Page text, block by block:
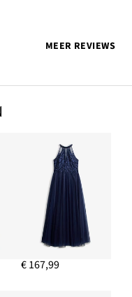
MEER REVIEWS
€ 167,99